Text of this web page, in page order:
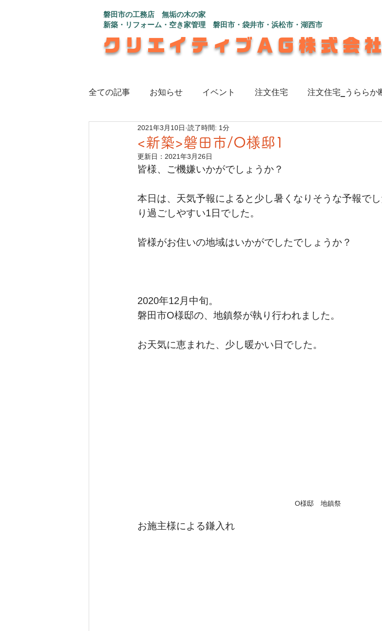
磐田市の工務店 無垢の木の家
新築・リフォーム・空き家管理 磐田市・袋井市・浜松市・湖西市
クリエイティブAG株式会社
全ての記事 お知らせ イベント 注文住宅 注文住宅_うららか
注文住宅_インナーガレージのある家
注文住宅_さんかく屋根の白い家 注文住宅_彩（いろ）を楽しむ家
注文住宅_程よい距離感で心地よく暮らす家
注文住宅_むくり屋根の家 リフォーム 旅の記録 弊社の日常
<新築>磐田市/O様邸1
2021年3月10日 読了時間: 1分
更新日： 2021年3月26日
皆様、ご機嫌いかがでしょうか？
本日は、天気予報によると少し暑くなりそうな予報で
り過ごしやすい1日でした。
皆様がお住いの地域はいかがでしたでしょうか？
2020年12月中旬。
磐田市O様邸の、地鎮祭が執り行われました。
お天気に恵まれた、少し暖かい日でした。
O様邸　地鎮祭
お施主様による鎌入れ